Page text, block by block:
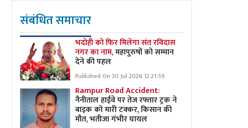
संबंधित समाचार
भदोही को फिर मिलेगा संत रविदास
नगर का नाम,महापुरुषों को सम्मान
देने की पहल
Published On 30 Jul 2026 12:21:59
Rampur Road Accident:
नैनीताल हाईवे पर तेज रफ्तार ट्रक ने
बाइक को मारी टक्कर, किसान की
मौत, भतीजा गंभीर घायल